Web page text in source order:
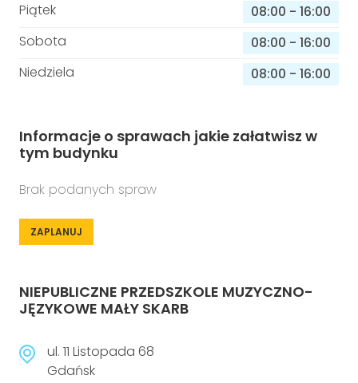
Piątek
08:00 - 16:00
Sobota
08:00 - 16:00
Niedziela
08:00 - 16:00
Informacje o sprawach jakie załatwisz w
tym budynku
Brak podanych spraw
ZAPLANUJ
NIEPUBLICZNE PRZEDSZKOLE MUZYCZNO-
JĘZYKOWE MAŁY SKARB
ul. 11 Listopada 68
Gdańsk